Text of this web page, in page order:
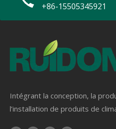
+86-15505345921
Intégrant la conception, la
l’installation de produits de